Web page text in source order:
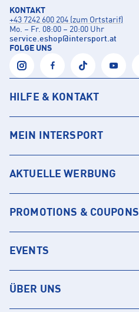
KONTAKT
+43 7242 600 204 (zum Ortstarif)
Mo. – Fr. 08:00 – 20:00 Uhr
service.eshop@intersport.at
FOLGE UNS
HILFE & KONTAKT
MEIN INTERSPORT
AKTUELLE WERBUNG
PROMOTIONS & COUPONS
EVENTS
ÜBER UNS